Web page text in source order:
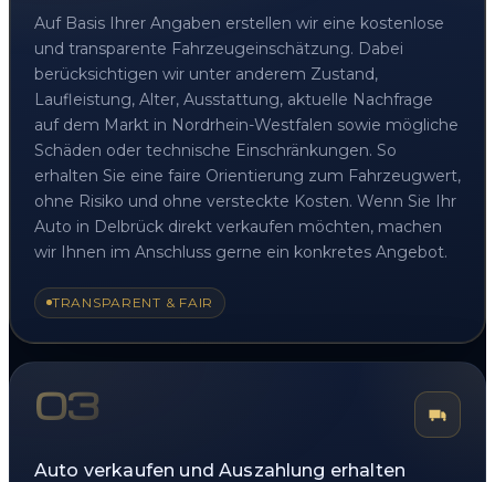
Auf Basis Ihrer Angaben erstellen wir eine kostenlose
und transparente Fahrzeugeinschätzung. Dabei
berücksichtigen wir unter anderem Zustand,
Laufleistung, Alter, Ausstattung, aktuelle Nachfrage
auf dem Markt in Nordrhein-Westfalen sowie mögliche
Schäden oder technische Einschränkungen. So
erhalten Sie eine faire Orientierung zum Fahrzeugwert,
ohne Risiko und ohne versteckte Kosten. Wenn Sie Ihr
Auto in Delbrück direkt verkaufen möchten, machen
wir Ihnen im Anschluss gerne ein konkretes Angebot.
TRANSPARENT & FAIR
03
Auto verkaufen und Auszahlung erhalten